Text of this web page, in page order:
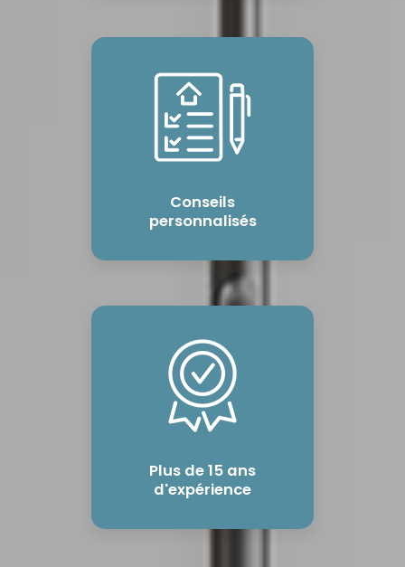
Conseils
personnalisés
Plus de 15 ans
d'expérience